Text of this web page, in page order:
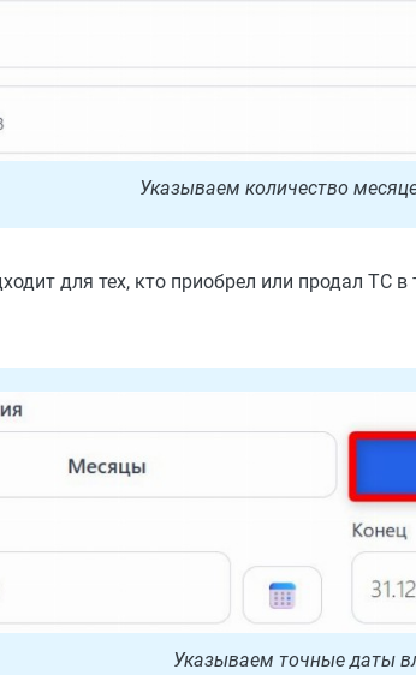
Указываем количество
для тех, кто приобрел или продал ТС
Указываем точные даты